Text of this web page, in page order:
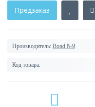
Предзаказ
Производитель: Bond №9
Код товара: